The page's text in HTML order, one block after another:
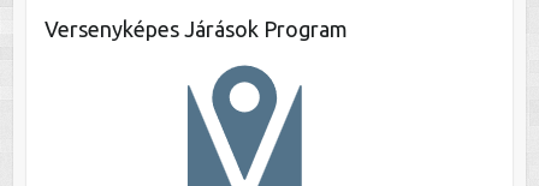
Versenyképes Járások Program